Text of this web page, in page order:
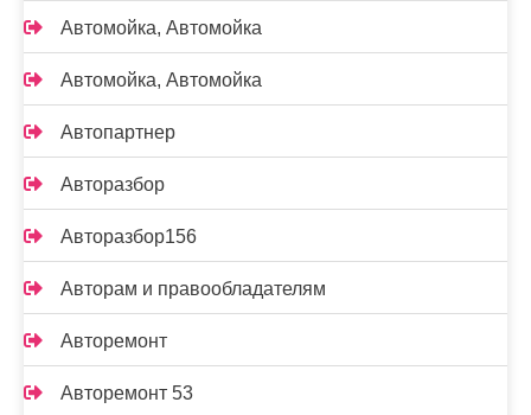
Автомойка, Автомойка
Автомойка, Автомойка
Автопартнер
Авторазбор
Авторазбор156
Авторам и правообладателям
Авторемонт
Авторемонт 53